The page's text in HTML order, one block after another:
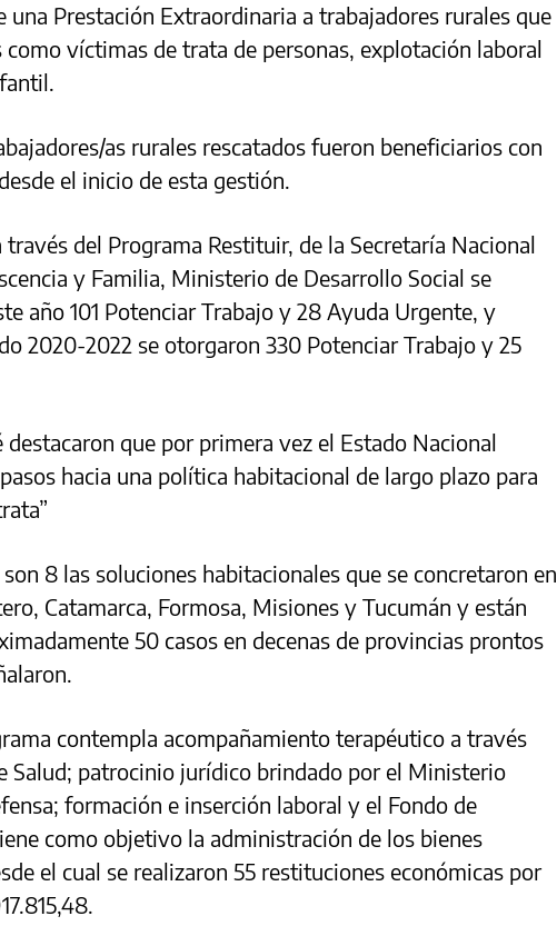
una Prestación Extraordinaria a trabajadores rurales que
como víctimas de trata de personas, explotación laboral
as rurales rescatados fueron beneficiarios con
el inicio de esta gestión.
del Programa Restituir, de la Secretaría Nacional
y Familia, Ministerio de Desarrollo Social se
año 101 Potenciar Trabajo y 28 Ayuda Urgente, y
2020-2022 se otorgaron 330 Potenciar Trabajo y 25
destacaron que por primera vez el Estado Nacional
hacia una política habitacional de largo plazo para
8 las soluciones habitacionales que se concretaron en
Catamarca, Formosa, Misiones y Tucumán y están
50 casos en decenas de provincias prontos
contempla acompañamiento terapéutico a través
Salud; patrocinio jurídico brindado por el Ministerio
formación e inserción laboral y el Fondo de
como objetivo la administración de los bienes
el cual se realizaron 55 restituciones económicas por